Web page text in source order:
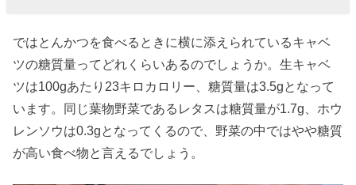
ではとんかつを食べるときに横に添えられているキャベ
ツの糖質量ってどれくらいあるのでしょうか。生キャベ
ツは100gあたり23キロカロリー、糖質量は3.5gとなって
います。同じ葉物野菜であるレタスは糖質量が1.7g、ホウ
レンソウは0.3gとなってくるので、野菜の中ではやや糖質
が高い食べ物と言えるでしょう。